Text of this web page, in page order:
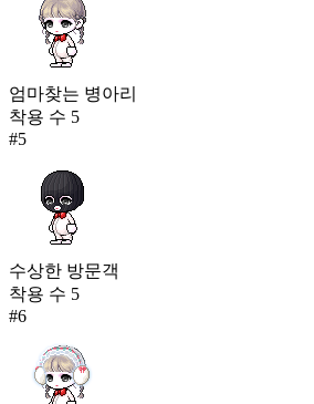
엄마찾는 병아리
착용 수 5
#5
수상한 방문객
착용 수 5
#6